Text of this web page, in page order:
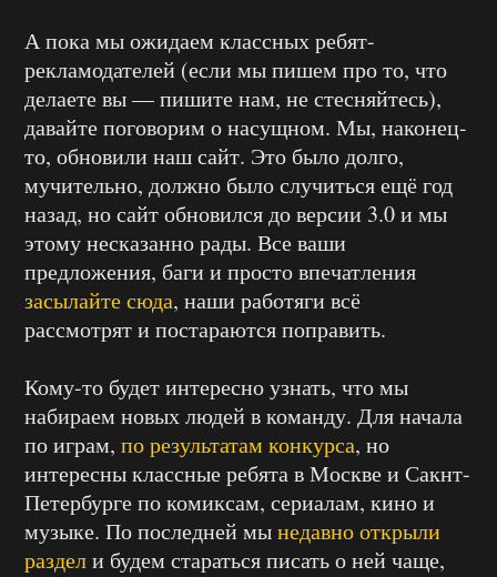
А пока мы ожидаем классных ребят-
рекламодателей (если мы пишем про то, что
делаете вы — пишите нам, не стесняйтесь),
давайте поговорим о насущном. Мы, наконец-
то, обновили наш сайт. Это было долго,
мучительно, должно было случиться ещё год
назад, но сайт обновился до версии 3.0 и мы
этому несказанно рады. Все ваши
предложения, баги и просто впечатления
засылайте сюда, наши работяги всё
рассмотрят и постараются поправить.
Кому-то будет интересно узнать, что мы
набираем новых людей в команду. Для начала
по играм, по результатам конкурса, но
интересны классные ребята в Москве и Сакнт-
Петербурге по комиксам, сериалам, кино и
музыке. По последней мынедавно открыли
раздели будем стараться писать о ней чаще,